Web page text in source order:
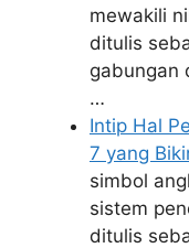
mewakili
ditulis
gabungan
…
Intip Hal
7 yang
simbol
sistem
ditulis